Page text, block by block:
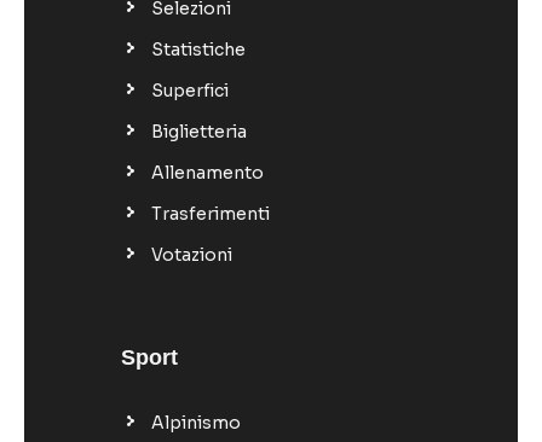
Selezioni
Statistiche
Superfici
Biglietteria
Allenamento
Trasferimenti
Votazioni
Sport
Alpinismo